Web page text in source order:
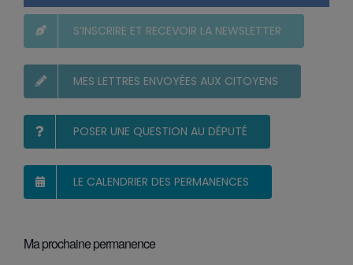
S’INSCRIRE ET RECEVOIR LA NEWSLETTER
MES LETTRES ENVOYÉES AUX CITOYENS
POSER UNE QUESTION AU DÉPUTÉ
LE CALENDRIER DES PERMANENCES
Ma prochaine permanence